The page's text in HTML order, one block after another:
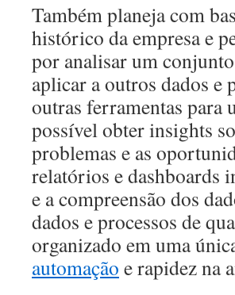
Também planeja com
histórico da empresa e
por analisar um
aplicar a outros dados
outras ferramentas para
possível obter insights
problemas e as
relatórios e dashboards
e a compreensão dos
dados e processos de
organizado em uma
automação e rapidez na